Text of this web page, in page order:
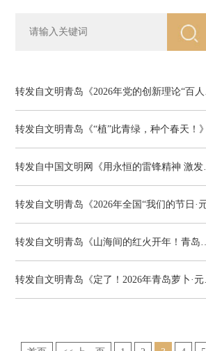
转发自文明青岛《“植”此青绿，种个春天！》